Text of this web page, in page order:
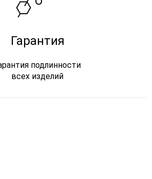
Гарантия
подлинности
всех изделий